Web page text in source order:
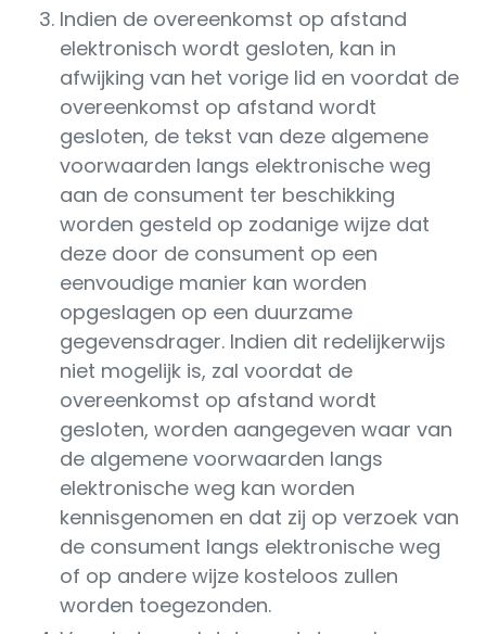
Indien de overeenkomst op afstand
elektronisch wordt gesloten, kan in
afwijking van het vorige lid en voordat de
overeenkomst op afstand wordt
gesloten, de tekst van deze algemene
voorwaarden langs elektronische weg
aan de consument ter beschikking
worden gesteld op zodanige wijze dat
deze door de consument op een
eenvoudige manier kan worden
opgeslagen op een duurzame
gegevensdrager. Indien dit redelijkerwijs
niet mogelijk is, zal voordat de
overeenkomst op afstand wordt
gesloten, worden aangegeven waar van
de algemene voorwaarden langs
elektronische weg kan worden
kennisgenomen en dat zij op verzoek van
de consument langs elektronische weg
of op andere wijze kosteloos zullen
worden toegezonden.